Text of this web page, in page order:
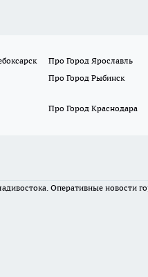
Про Город Ярославль
Про Город Рыбинск
Про Город Краснодара
Оперативные новости